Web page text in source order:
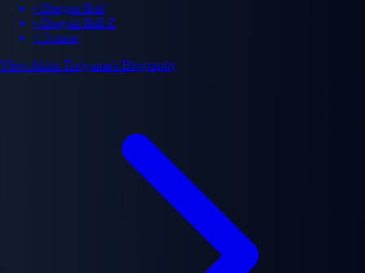
• Dragon Ball
• Dragon Ball Z
+ 3 more
View Akira Toriyama's Biography